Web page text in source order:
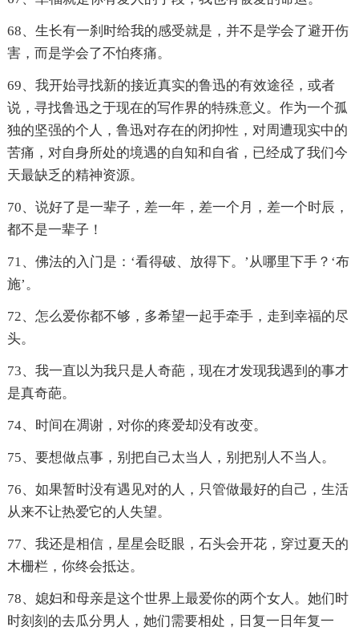
68、生长有一刹时给我的感受就是，并不是学会了避开伤
害，而是学会了不怕疼痛。
69、我开始寻找新的接近真实的鲁迅的有效途径，或者
说，寻找鲁迅之于现在的写作界的特殊意义。作为一个孤
独的坚强的个人，鲁迅对存在的闭抑性，对周遭现实中的
苦痛，对自身所处的境遇的自知和自省，已经成了我们今
天最缺乏的精神资源。
70、说好了是一辈子，差一年，差一个月，差一个时辰，
都不是一辈子！
71、佛法的入门是：‘看得破、放得下。’从哪里下手？‘布
施’。
72、怎么爱你都不够，多希望一起手牵手，走到幸福的尽
头。
73、我一直以为我只是人奇葩，现在才发现我遇到的事才
是真奇葩。
74、时间在凋谢，对你的疼爱却没有改变。
75、要想做点事，别把自己太当人，别把别人不当人。
76、如果暂时没有遇见对的人，只管做最好的自己，生活
从来不让热爱它的人失望。
77、我还是相信，星星会眨眼，石头会开花，穿过夏天的
木栅栏，你终会抵达。
78、媳妇和母亲是这个世界上最爱你的两个女人。她们时
时刻刻的去瓜分男人，她们需要相处，日复一日年复一